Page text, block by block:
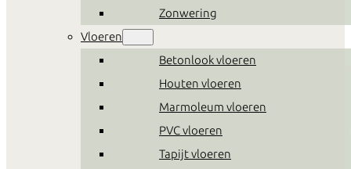
Zonwering
Vloeren
Betonlook vloeren
Houten vloeren
Marmoleum vloeren
PVC vloeren
Tapijt vloeren